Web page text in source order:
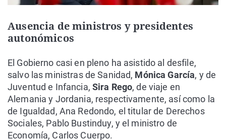
Ausencia de ministros y presidentes
autonómicos
El Gobierno casi en pleno ha asistido al desfile,
salvo las ministras de Sanidad, Mónica García, y de
Juventud e Infancia, Sira Rego, de viaje en
Alemania y Jordania, respectivamente, así como la
de Igualdad, Ana Redondo, el titular de Derechos
Sociales, Pablo Bustinduy, y el ministro de
Economía, Carlos Cuerpo.